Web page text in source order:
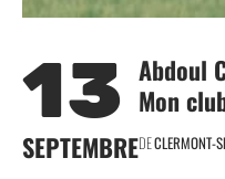
13
SEPTEMBRE
Abdoul
Mon
DECLERMONT-